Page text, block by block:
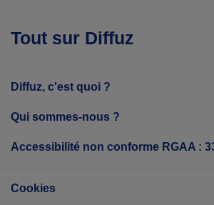
Tout sur Diffuz
Diffuz, c'est quoi ?
Qui sommes-nous ?
Accessibilité non conforme RGAA :
Cookies